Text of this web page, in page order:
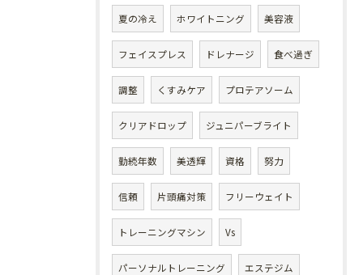
夏の冷え ホワイトニング 美容液
フェイスプレス ドレナージ 食べ過ぎ
調整 くすみケア プロテアソーム
クリアドロップ ジュニパーブライト
勤続年数 美透輝 資格 努力
信頼 片頭痛対策 フリーウェイト
トレーニングマシン Vs
パーソナルトレーニング エステジム